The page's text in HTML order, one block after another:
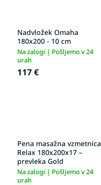
Nadvložek Omaha
180x200 - 10 cm
Na zalogi | Pošljemo v 24
urah
117 €
Pena masažna vzmetnica
Relax 180x200x17 –
prevleka Gold
Na zalogi | Pošljemo v 24
urah